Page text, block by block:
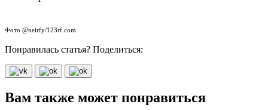
Фото @neirfy/123rf.com
Понравилась статья? Поделиться:
Вам также может понравиться